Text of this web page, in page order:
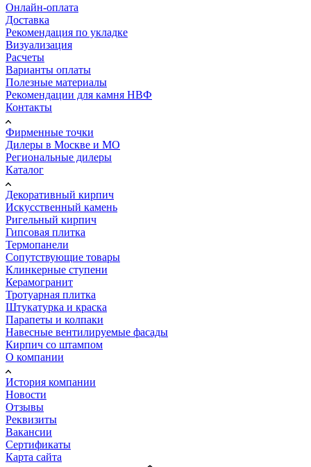
Онлайн-оплата
Доставка
Рекомендация по укладке
Визуализация
Расчеты
Варианты оплаты
Полезные материалы
Рекомендации для камня НВФ
Контакты
Фирменные точки
Дилеры в Москве и МО
Региональные дилеры
Каталог
Декоративный кирпич
Искусственный камень
Ригельный кирпич
Гипсовая плитка
Термопанели
Сопутствующие товары
Клинкерные ступени
Керамогранит
Тротуарная плитка
Штукатурка и краска
Парапеты и колпаки
Навесные вентилируемые фасады
Кирпич со штампом
О компании
История компании
Новости
Отзывы
Реквизиты
Вакансии
Сертификаты
Карта сайта